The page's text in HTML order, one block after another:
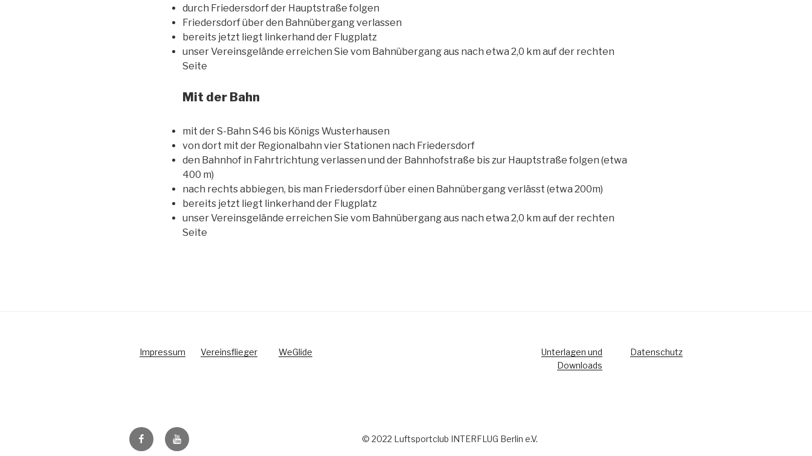
durch Friedersdorf der Hauptstraße folgen
Friedersdorf über den Bahnübergang verlassen
bereits jetzt liegt linkerhand der Flugplatz
unser Vereinsgelände erreichen Sie vom Bahnübergang aus nach etwa 2,0 km auf der rechten
Seite
Mit der Bahn
mit der S-Bahn S46 bis Königs Wusterhausen
von dort mit der Regionalbahn vier Stationen nach Friedersdorf
den Bahnhof in Fahrtrichtung verlassen und der Bahnhofstraße bis zur Hauptstraße folgen (etwa
400 m)
nach rechts abbiegen, bis man Friedersdorf über einen Bahnübergang verlässt (etwa 200m)
bereits jetzt liegt linkerhand der Flugplatz
unser Vereinsgelände erreichen Sie vom Bahnübergang aus nach etwa 2,0 km auf der rechten
Seite
Impressum Vereinsflieger WeGlide
Unterlagen und
Downloads
Datenschutz
FacebookYoutube © 2022 Luftsportclub INTERFLUG Berlin e.V.